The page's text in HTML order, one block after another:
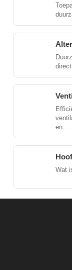
en...
Wat